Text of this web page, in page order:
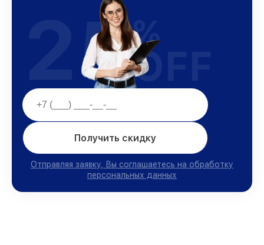
Получить скидку
Отправляя заявку, Вы соглашаетесь на обработку
персональных данных
25%
OFF